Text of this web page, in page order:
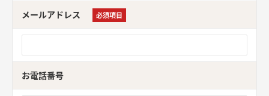
メールアドレス 必須項目
お電話番号